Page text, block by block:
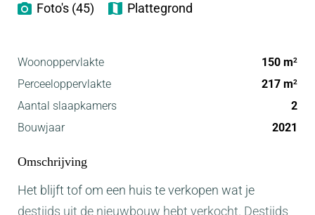
Foto's (45) Plattegrond
Woonoppervlakte 150 m2
Perceeloppervlakte 217 m2
Aantal slaapkamers
2
Bouwjaar
2021
Omschrijving
Het blijft tof om een huis te verkopen wat je
destijds uit de nieuwbouw hebt verkocht. Destijds